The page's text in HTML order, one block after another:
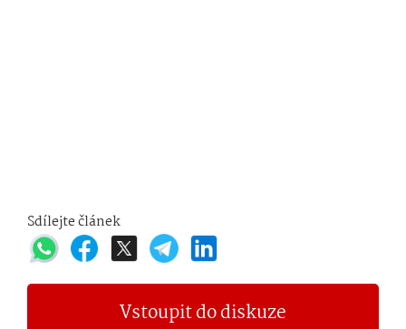
Sdílejte článek
Vstoupit do diskuze